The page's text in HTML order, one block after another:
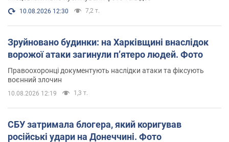
10.08.2026 12:30 7,2 т.
Зруйновано будинки: на Харківщині внаслідок
ворожої атаки загинули п’ятеро людей. Фото
Правоохоронці документують наслідки атаки та фіксують
воєнний злочин
10.08.2026 12:19 1,3 т.
СБУ затримала блогера, який коригував
російські удари на Донеччині. Фото